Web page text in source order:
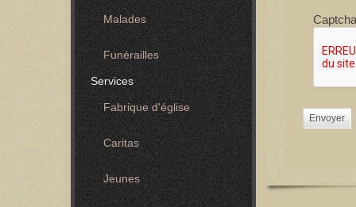
Malades
Funérailles
Services
Fabrique d'église
Caritas
Jeunes
Envoyer